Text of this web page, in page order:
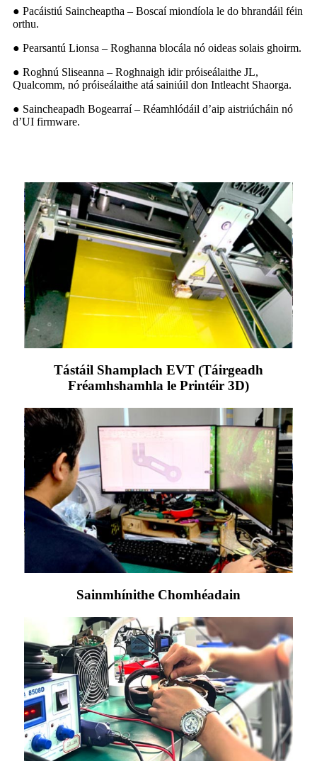
● Pacáistiú Saincheaptha – Boscaí miondíola le do bhrandáil féin
orthu.
● Pearsantú Lionsa – Roghanna blocála nó oideas solais ghoirm.
● Roghnú Sliseanna – Roghnaigh idir próiseálaithe JL,
Qualcomm, nó próiseálaithe atá sainiúil don Intleacht Shaorga.
● Saincheapadh Bogearraí – Réamhlódáil d’aip aistriúcháin nó
d’UI firmware.
Tástáil Shamplach EVT (Táirgeadh
Fréamhshamhla le Printéir 3D)
Sainmhínithe Chomhéadain